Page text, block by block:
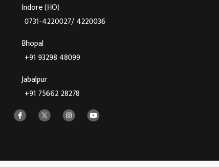
Indore (HO)
0731-4220027/ 4220036
Bhopal
+91 93298 48099
Jabalpur
+91 75662 28278